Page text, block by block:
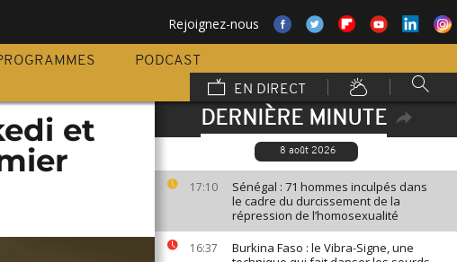
Rejoignez-nous
PODCAST
EN DIRECT
DERNIÈRE MINUTE
8 août 2026
17:10
Sénégal : 71 hommes inculpés dans
le cadre du durcissement de la
répression de l’homosexualité
16:37
Burkina Faso : le Vibra-Signe, une
et